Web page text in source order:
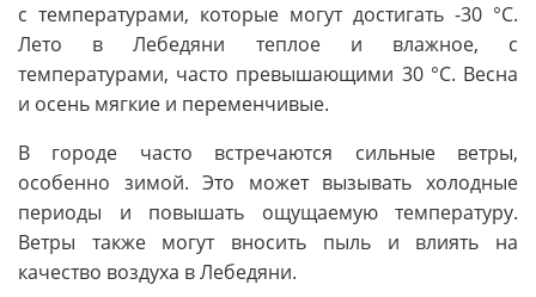
с температурами, которые могут достигать -30 °C.
Лето в Лебедяни теплое и влажное, с
температурами, часто превышающими 30 °C. Весна
и осень мягкие и переменчивые.
В городе часто встречаются сильные ветры,
особенно зимой. Это может вызывать холодные
периоды и повышать ощущаемую температуру.
Ветры также могут вносить пыль и влиять на
качество воздуха в Лебедяни.